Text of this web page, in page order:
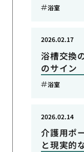
浴室
浴槽交換
のサイン
2026.02.17
浴室
介護用ポ
と現実的
2026.02.14